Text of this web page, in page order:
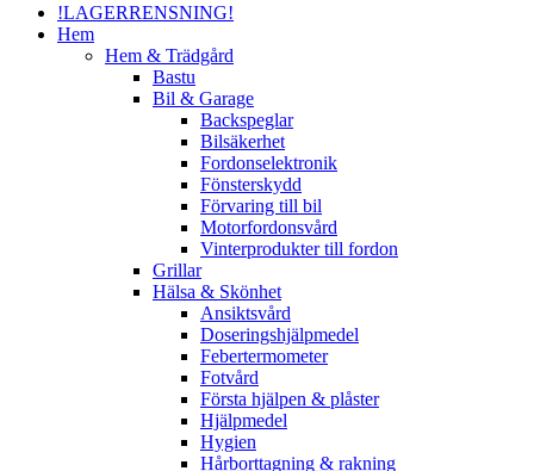
!LAGERRENSNING!
Hem
Hem & Trädgård
Bastu
Bil & Garage
Backspeglar
Bilsäkerhet
Fordonselektronik
Fönsterskydd
Förvaring till bil
Motorfordonsvård
Vinterprodukter till fordon
Grillar
Hälsa & Skönhet
Ansiktsvård
Doseringshjälpmedel
Febertermometer
Fotvård
Första hjälpen & plåster
Hjälpmedel
Hygien
Hårborttagning & rakning